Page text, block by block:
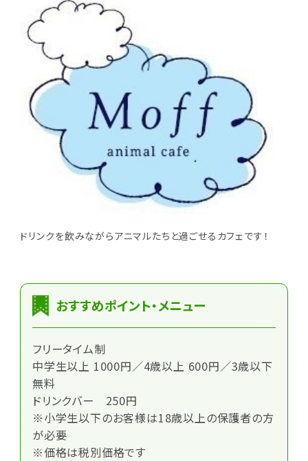
ドリンクを飲みながらアニマルたちと過ごせるカフェです！
おすすめポイント・メニュー
フリータイム制
中学生以上 1000円／4歳以上 600円／3歳以下
無料
ドリンクバー 250円
※小学生以下のお客様は18歳以上の保護者の方
が必要
※価格は税別価格です